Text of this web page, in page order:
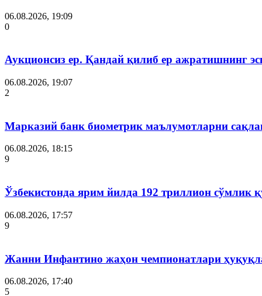
06.08.2026, 19:09
0
Аукционсиз ер. Қандай қилиб ер ажратишнинг
06.08.2026, 19:07
2
Марказий банк биометрик маълумотларни
06.08.2026, 18:15
9
Ўзбекистонда ярим йилда 192 триллион
06.08.2026, 17:57
9
Жанни Инфантино жаҳон чемпионатлари
06.08.2026, 17:40
5